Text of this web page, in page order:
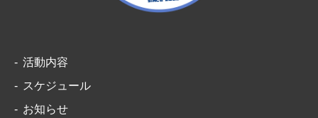
活動内容
スケジュール
お知らせ